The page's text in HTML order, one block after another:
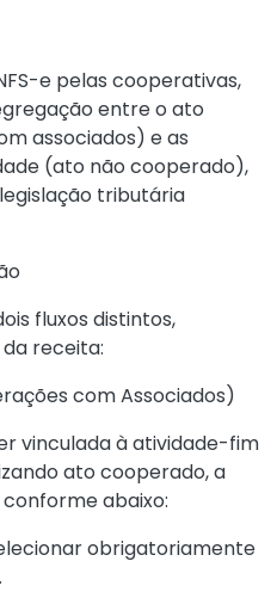
e pelas cooperativas,
entre o ato
associados) e as
(ato não cooperado),
tributária
fluxos distintos,
receita:
com Associados)
vinculada à atividade-fim
ato cooperado, a
abaixo:
obrigatoriamente